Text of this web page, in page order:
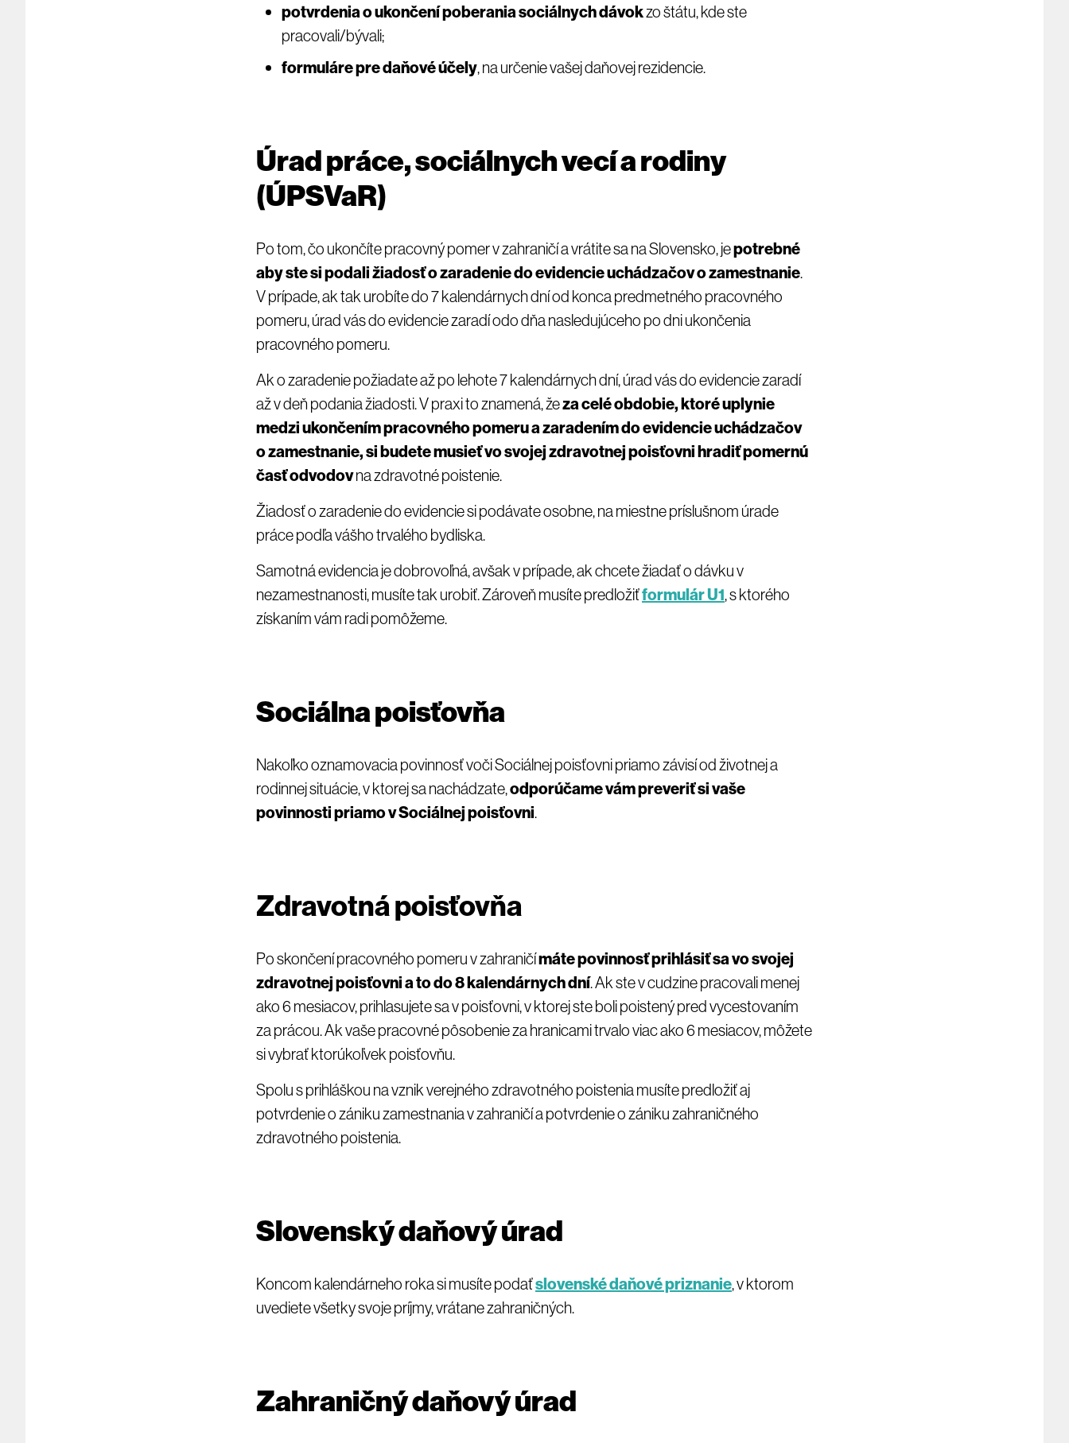
potvrdenia o ukončení poberania sociálnych dávokzo štátu, kde ste
pracovali/bývali;
formuláre pre daňové účely, na určenie vašej daňovej rezidencie.
Úrad práce, sociálnych vecí a rodiny
(ÚPSVaR)
Po tom, čo ukončíte pracovný pomer v zahraničí a vrátite sa na Slovensko, jepotrebné
aby ste si podali žiadosť o zaradenie do evidencie uchádzačov o zamestnanie.
V prípade, ak tak urobíte do 7 kalendárnych dní od konca predmetného pracovného
pomeru, úrad vás do evidencie zaradí odo dňa nasledujúceho po dni ukončenia
pracovného pomeru.
Ak o zaradenie požiadate až po lehote 7 kalendárnych dní, úrad vás do evidencie zaradí
až v deň podania žiadosti. V praxi to znamená, žeza celé obdobie, ktoré uplynie
medzi ukončením pracovného pomeru a zaradením do evidencie uchádzačov
o zamestnanie, si budete musieť vo svojej zdravotnej poisťovni hradiť pomernú
časť odvodovna zdravotné poistenie.
Žiadosť o zaradenie do evidencie si podávate osobne, na miestne príslušnom úrade
práce podľa vášho trvalého bydliska.
Samotná evidencia je dobrovoľná, avšak v prípade, ak chcete žiadať o dávku v
nezamestnanosti, musíte tak urobiť. Zároveň musíte predložiťformulár U1, s ktorého
získaním vám radi pomôžeme.
Sociálna poisťovňa
Nakoľko oznamovacia povinnosť voči Sociálnej poisťovni priamo závisí od životnej a
rodinnej situácie, v ktorej sa nachádzate,odporúčame vám preveriť si vaše
povinnosti priamo v Sociálnej poisťovni.
Zdravotná poisťovňa
Po skončení pracovného pomeru v zahraničímáte povinnosť prihlásiť sa vo svojej
zdravotnej poisťovni a to do 8 kalendárnych dní. Ak ste v cudzine pracovali menej
ako 6 mesiacov, prihlasujete sa v poisťovni, v ktorej ste boli poistený pred vycestovaním
za prácou. Ak vaše pracovné pôsobenie za hranicami trvalo viac ako 6 mesiacov, môžete
si vybrať ktorúkoľvek poisťovňu.
Spolu s prihláškou na vznik verejného zdravotného poistenia musíte predložiť aj
potvrdenie o zániku zamestnania v zahraničí a potvrdenie o zániku zahraničného
zdravotného poistenia.
Slovenský daňový úrad
Koncom kalendárneho roka si musíte podaťslovenské daňové priznanie, v ktorom
uvediete všetky svoje príjmy, vrátane zahraničných.
Zahraničný daňový úrad